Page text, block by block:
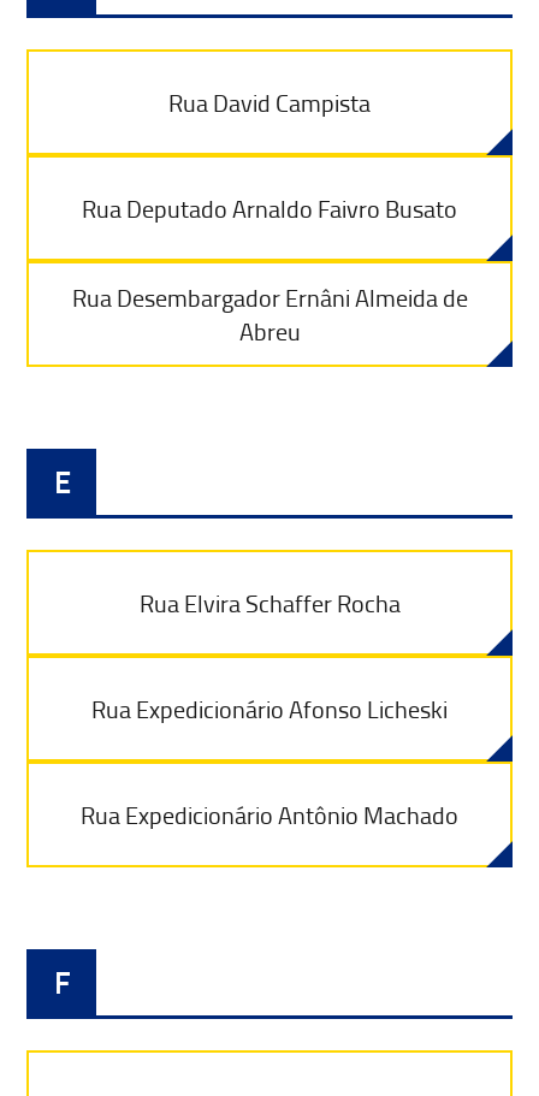
Rua David Campista
Rua Deputado Arnaldo Faivro Busato
Rua Desembargador Ernâni Almeida de
Abreu
E
Rua Elvira Schaffer Rocha
Rua Expedicionário Afonso Licheski
Rua Expedicionário Antônio Machado
F